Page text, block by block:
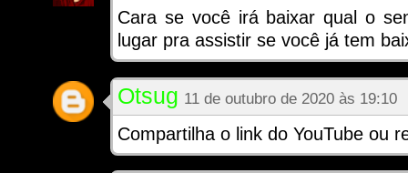
Cara se você irá baixar qual o
lugar pra assistir se você já tem
Otsug 11 de outubro de 2020 às 19:10
Compartilha o link do YouTube ou